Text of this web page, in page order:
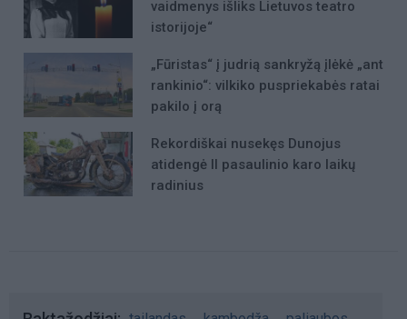
vaidmenys išliks Lietuvos teatro
istorijoje“
„Fūristas“ į judrią sankryžą įlėkė „ant
rankinio“: vilkiko puspriekabės ratai
pakilo į orą
Rekordiškai nusekęs Dunojus
atidengė II pasaulinio karo laikų
radinius